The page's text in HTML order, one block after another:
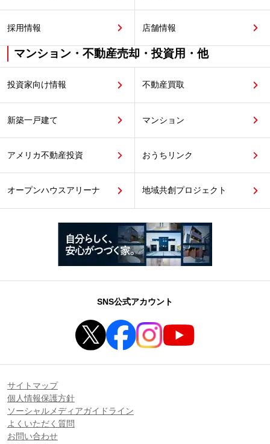
採用情報 店舗情報
マンション・不動産売却・投資用・他
投資家向け情報 不動産買取
新築一戸建て マンション
アメリカ不動産投資 おうちリンク
オープンハウスアリーナ 地域共創プロジェクト
SNS公式アカウント
サイトマップ
個人情報保護方針
ソーシャルメディアガイドライン
よくいただく質問
お問い合わせ